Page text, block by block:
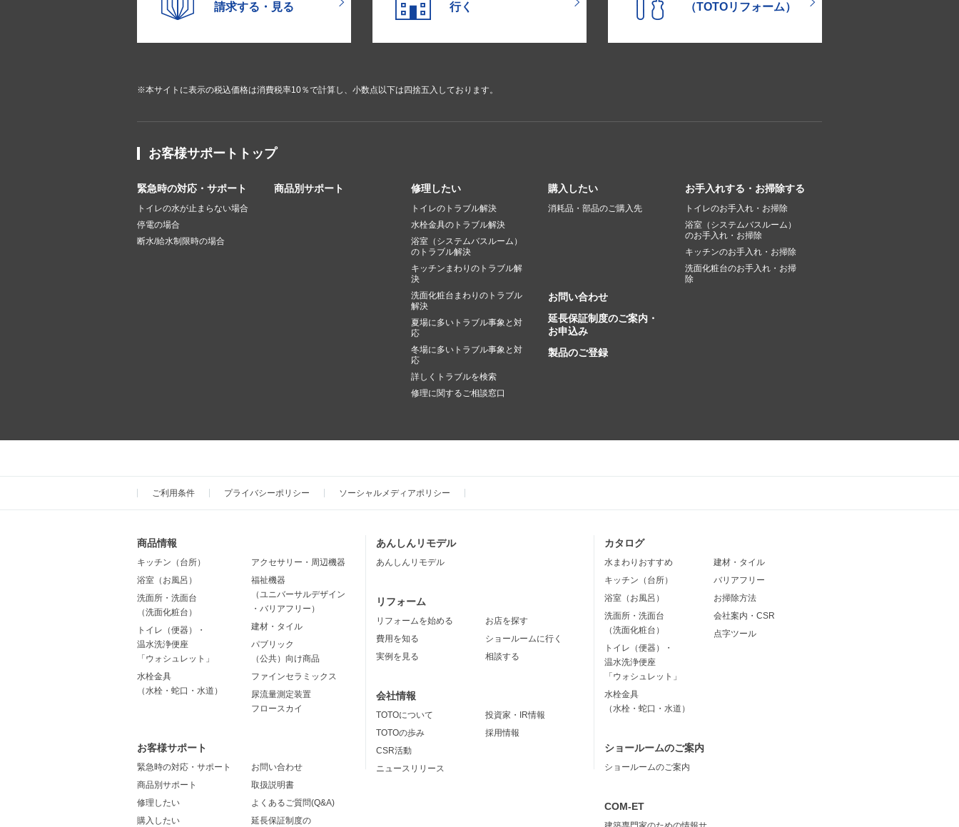
請求する・見る
行く
（TOTOリフォーム）
※本サイトに表示の税込価格は消費税率10％で計算し、小数点以下は四捨五入しております。
お客様サポートトップ
緊急時の対応・サポート
トイレの水が止まらない場合
停電の場合
断水/給水制限時の場合
商品別サポート 修理したい
トイレのトラブル解決
水栓金具のトラブル解決
浴室（システムバスルーム）
のトラブル解決
キッチンまわりのトラブル解
決
洗面化粧台まわりのトラブル
解決
夏場に多いトラブル事象と対
応
冬場に多いトラブル事象と対
応
詳しくトラブルを検索
修理に関するご相談窓口
購入したい
消耗品・部品のご購入先
お手入れする・お掃除する
トイレのお手入れ・お掃除
浴室（システムバスルーム）
のお手入れ・お掃除
キッチンのお手入れ・お掃除
洗面化粧台のお手入れ・お掃
除
お問い合わせ
延長保証制度のご案内・
お申込み
製品のご登録
ご利用条件 プライバシーポリシー ソーシャルメディアポリシー
商品情報
キッチン（台所）
浴室（お風呂）
洗面所・洗面台
（洗面化粧台）
トイレ（便器）・
温水洗浄便座
「ウォシュレット」
水栓金具
（水栓・蛇口・水道）
アクセサリー・周辺機器
福祉機器
（ユニバーサルデザイン
・バリアフリー）
建材・タイル
パブリック
（公共）向け商品
ファインセラミックス
尿流量測定装置
フロースカイ
お客様サポート
緊急時の対応・サポート
商品別サポート
修理したい
購入したい
お問い合わせ
取扱説明書
よくあるご質問(Q&A)
延長保証制度の
あんしんリモデル
あんしんリモデル
リフォーム
リフォームを始める
費用を知る
実例を見る
お店を探す
ショールームに行く
相談する
会社情報
TOTOについて
TOTOの歩み
CSR活動
ニュースリリース
投資家・IR情報
採用情報
カタログ
水まわりおすすめ
キッチン（台所）
浴室（お風呂）
洗面所・洗面台
（洗面化粧台）
トイレ（便器）・
温水洗浄便座
「ウォシュレット」
水栓金具
（水栓・蛇口・水道）
建材・タイル
バリアフリー
お掃除方法
会社案内・CSR
点字ツール
ショールームのご案内
ショールームのご案内
COM-ET